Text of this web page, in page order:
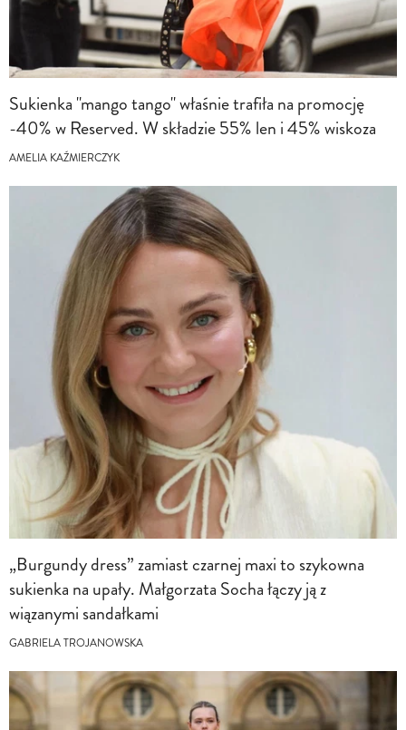
Sukienka "mango tango" właśnie trafiła na promocję
-40% w Reserved. W składzie 55% len i 45% wiskoza
AMELIA KAŹMIERCZYK
„Burgundy dress” zamiast czarnej maxi to szykowna
sukienka na upały. Małgorzata Socha łączy ją z
wiązanymi sandałkami
GABRIELA TROJANOWSKA